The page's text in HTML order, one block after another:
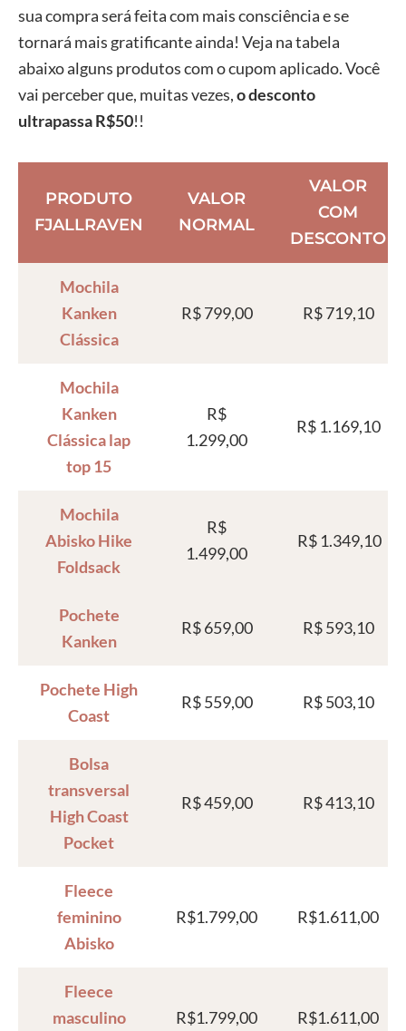
sua compra será feita com mais consciência e se
tornará mais gratificante ainda! Veja na tabela
abaixo alguns produtos com o cupom aplicado. Você
vai perceber que, muitas vezes,o desconto
ultrapassa R$50!!
PRODUTO
FJALLRAVEN
VALOR
NORMAL
VALOR
COM
DESCONTO
Mochila
Kanken
Clássica
R$ 799,00 R$ 719,10
Mochila
Kanken
Clássica lap
top 15
R$
1.299,00
R$ 1.169,10
Mochila
Abisko Hike
Foldsack
R$
1.499,00
R$ 1.349,10
Pochete
Kanken
R$ 659,00 R$ 593,10
Pochete High
Coast
R$ 559,00 R$ 503,10
Bolsa
transversal
High Coast
Pocket
R$ 459,00 R$ 413,10
Fleece
feminino
Abisko
R$1.799,00 R$1.611,00
Fleece
masculino
R$1.799,00 R$1.611,00